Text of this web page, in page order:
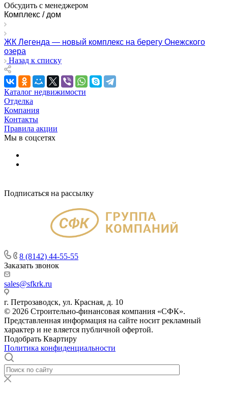
Обсудить с менеджером
Комплекс / дом
ЖК Легенда — новый комплекс на берегу Онежского
озера
Назад к списку
Каталог недвижимости
Отделка
Компания
Контакты
Правила акции
Мы в соцсетях
Подписаться на рассылку
8 (8142) 44-55-55
Заказать звонок
sales@sfkrk.ru
г. Петрозаводск, ул. Красная, д. 10
© 2026 Строительно-финансовая компания «СФК».
Представленная информация на сайте носит рекламный
характер и не вляется публичной офертой.
Подобрать Квартиру
Политика конфиденциальности